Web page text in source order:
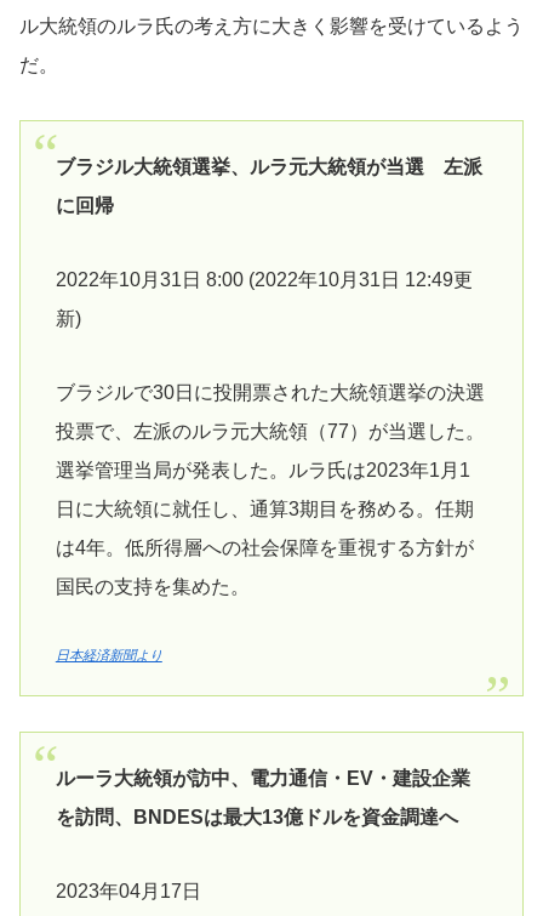
ル大統領のルラ氏の考え方に大きく影響を受けているよう
だ。
ブラジル大統領選挙、ルラ元大統領が当選 左派
に回帰
2022年10月31日 8:00 (2022年10月31日 12:49更
新)
ブラジルで30日に投開票された大統領選挙の決選
投票で、左派のルラ元大統領（77）が当選した。
選挙管理当局が発表した。ルラ氏は2023年1月1
日に大統領に就任し、通算3期目を務める。任期
は4年。低所得層への社会保障を重視する方針が
国民の支持を集めた。
日本経済新聞より
ルーラ大統領が訪中、電力通信・EV・建設企業
を訪問、BNDESは最大13億ドルを資金調達へ
2023年04月17日